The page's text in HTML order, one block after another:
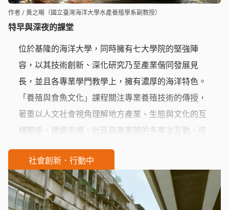
特早與深夜的課堂
作者 / 黃之暘（國立臺灣海洋大學水產養殖學系副教授）
位於基隆的海洋大學，同時擁有七大學院的堅強陣
容，以其技術創新、深化研究乃至產業偕同發展見
長，並且各專業學門教學上，擁有濃厚的海洋特色。
「養殖與食魚文化」課程關注專業養殖技術的傳授，
著重以人文社會視角理解地方產業、生態與文化的互
構關係。透過市場、社區與產業間的多層次互動，這
不僅是課程從發想、計畫到落實的過程，而是一場由
知識、文化與生活交織的社會實踐——讓教育真正走入
地方，並讓場域成為教育開花結果的良田。
社會創新．行動中